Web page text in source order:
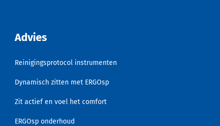
Advies
Reinigingsprotocol instrumenten
Dynamisch zitten met ERGOsp
Zit actief en voel het comfort
ERGOsp onderhoud